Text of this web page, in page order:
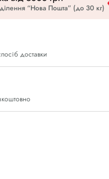
“Нова Пошта” (до 30 кг)
доставки